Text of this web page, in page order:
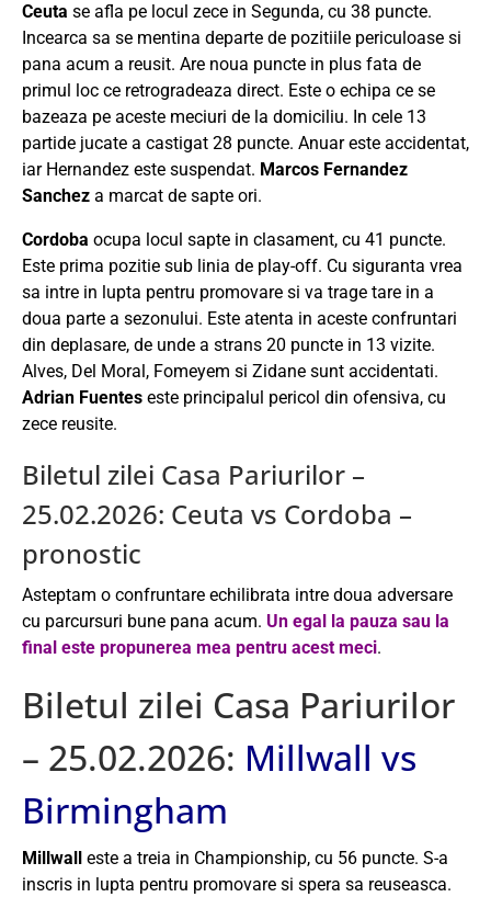
Ceuta se afla pe locul zece in Segunda, cu 38 puncte.
Incearca sa se mentina departe de pozitiile periculoase si
pana acum a reusit. Are noua puncte in plus fata de
primul loc ce retrogradeaza direct. Este o echipa ce se
bazeaza pe aceste meciuri de la domiciliu. In cele 13
partide jucate a castigat 28 puncte. Anuar este accidentat,
iar Hernandez este suspendat. Marcos Fernandez
Sanchez a marcat de sapte ori.
Cordoba ocupa locul sapte in clasament, cu 41 puncte.
Este prima pozitie sub linia de play-off. Cu siguranta vrea
sa intre in lupta pentru promovare si va trage tare in a
doua parte a sezonului. Este atenta in aceste confruntari
din deplasare, de unde a strans 20 puncte in 13 vizite.
Alves, Del Moral, Fomeyem si Zidane sunt accidentati.
Adrian Fuentes este principalul pericol din ofensiva, cu
zece reusite.
Biletul zilei Casa Pariurilor –
25.02.2026: Ceuta vs Cordoba –
pronostic
Asteptam o confruntare echilibrata intre doua adversare
cu parcursuri bune pana acum. Un egal la pauza sau la
final este propunerea mea pentru acest meci.
Biletul zilei Casa Pariurilor
– 25.02.2026: Millwall vs
Birmingham
Millwall
este a treia in Championship, cu 56 puncte. S-a
inscris in lupta pentru promovare si spera sa reuseasca.